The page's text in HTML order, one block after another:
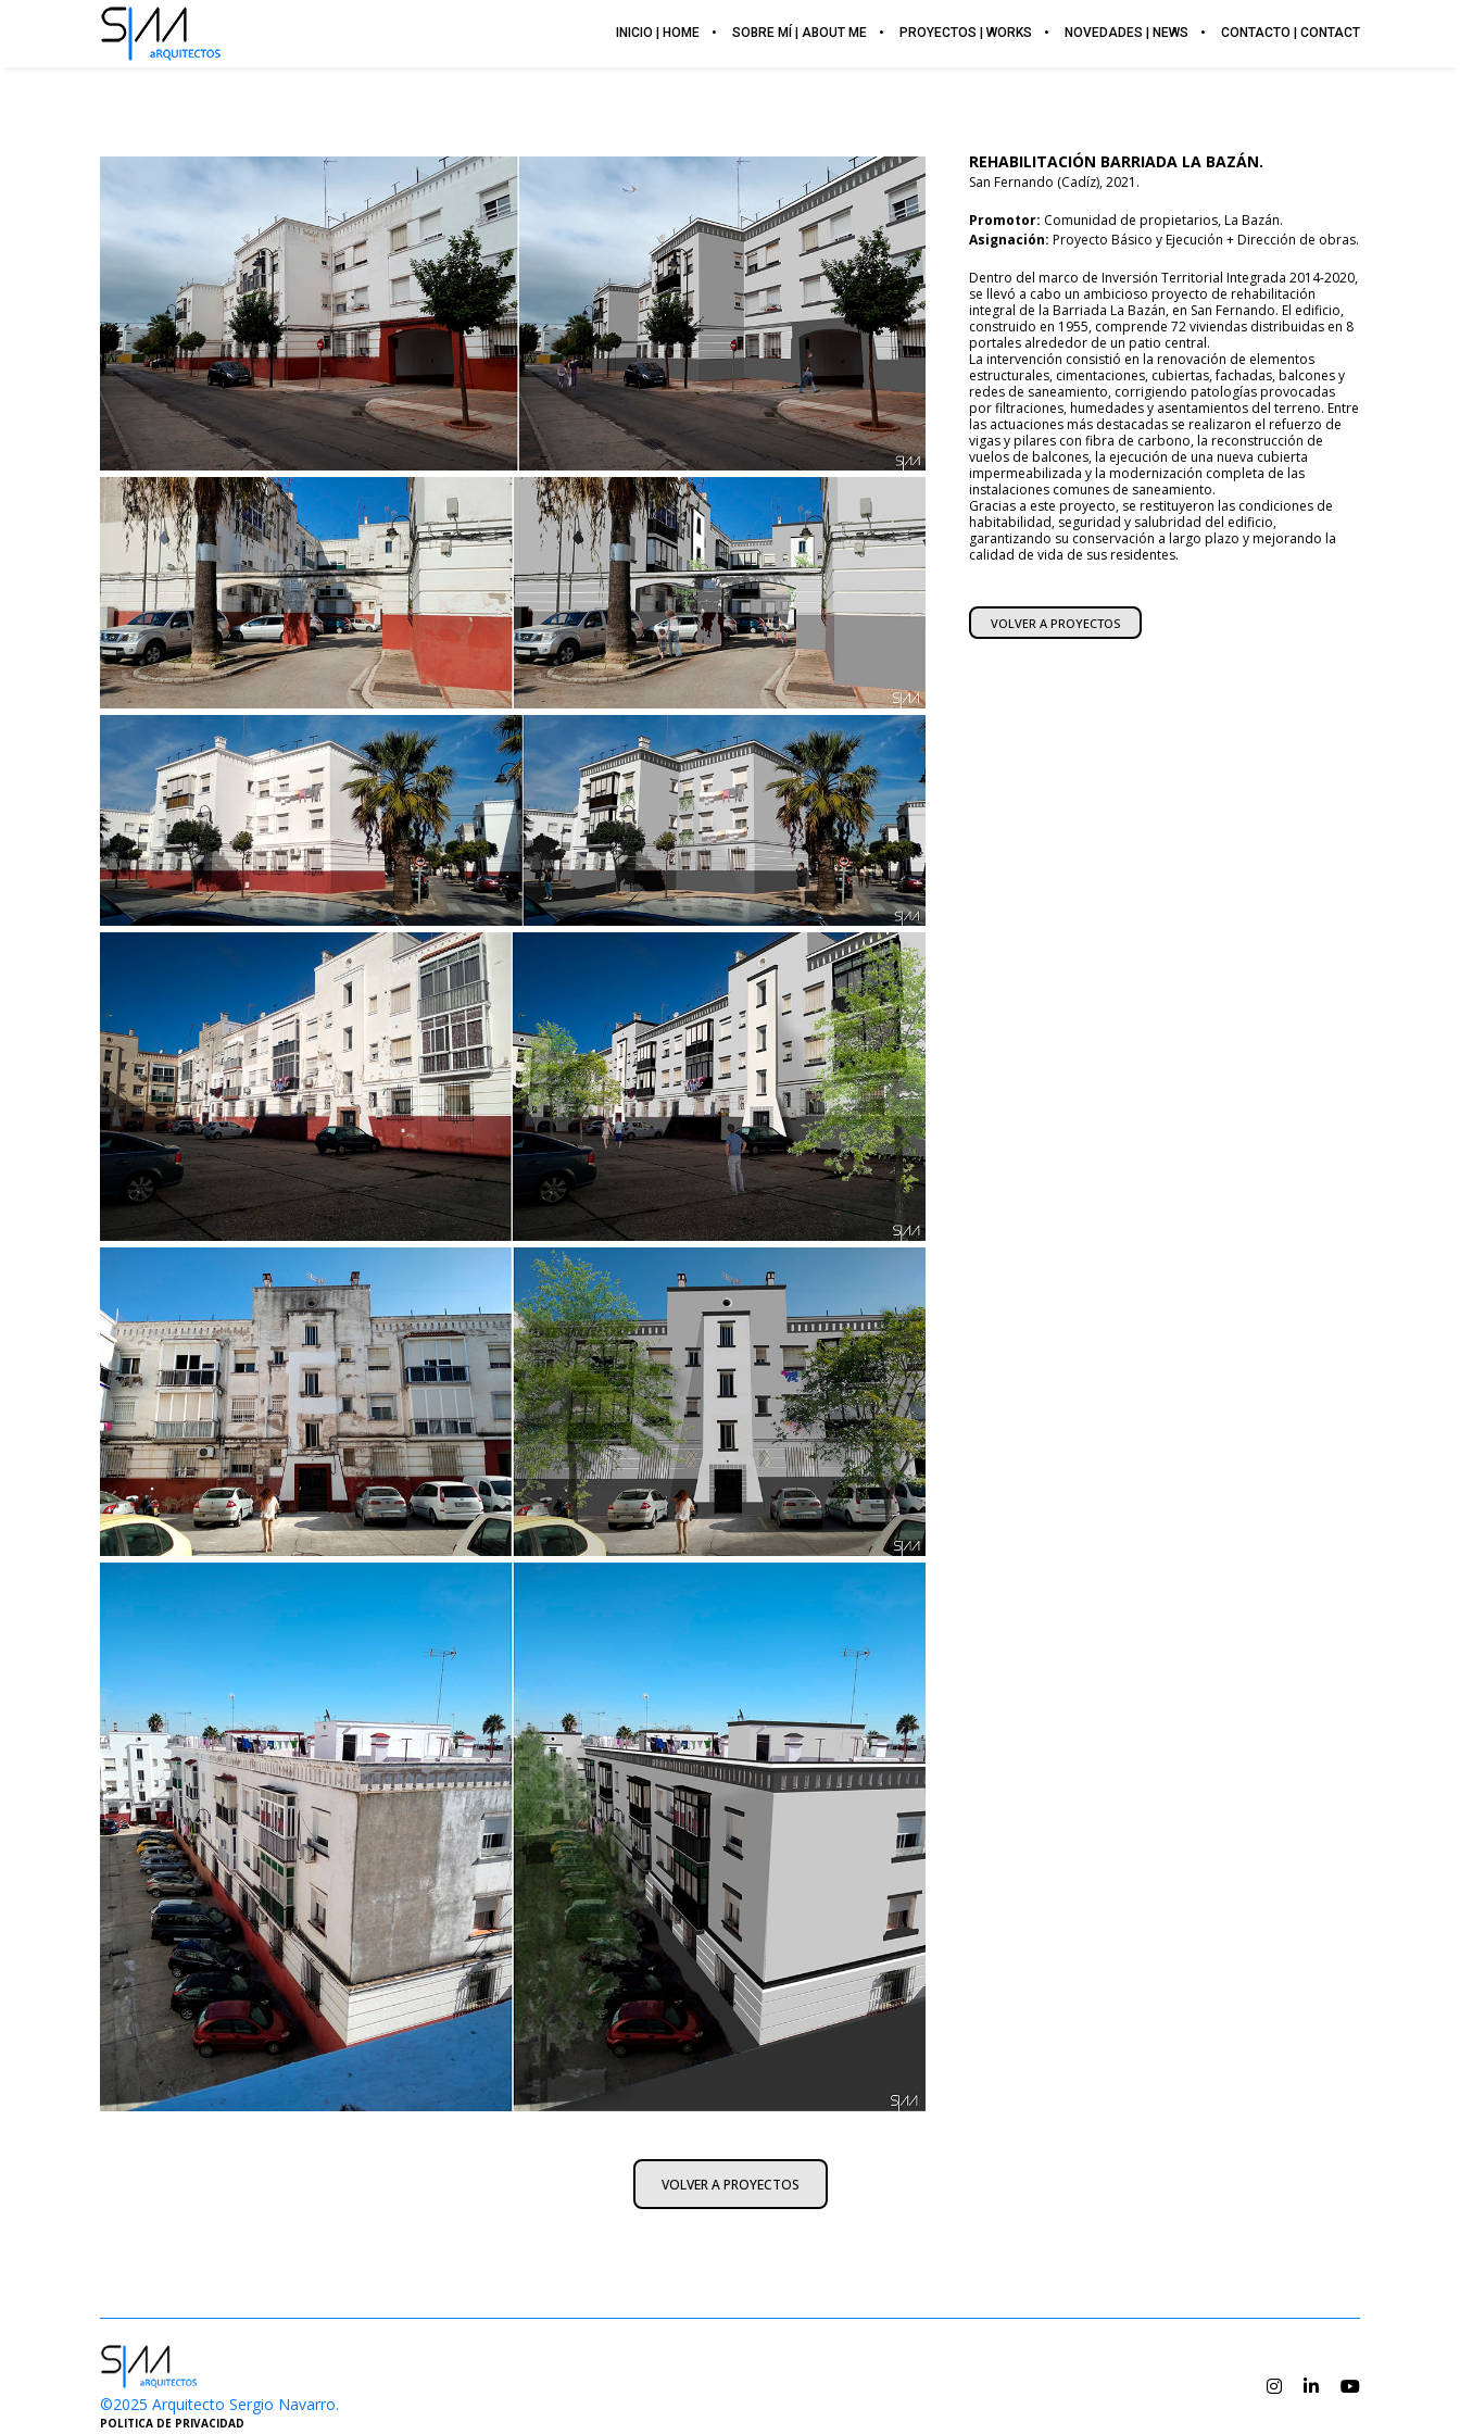
INICIO | HOME SOBRE MÍ | ABOUT ME PROYECTOS | WORKS NOVEDADES | NEWS CONTACTO | CONTACT
REHABILITACIÓN BARRIADA LA BAZÁN.
San Fernando (Cadíz), 2021.
Promotor: Comunidad de propietarios, La Bazán.
Asignación: Proyecto Básico y Ejecución + Dirección de obras.
Dentro del marco de Inversión Territorial Integrada 2014-2020,
se llevó a cabo un ambicioso proyecto de rehabilitación
integral de la Barriada La Bazán, en San Fernando. El edificio,
construido en 1955, comprende 72 viviendas distribuidas en 8
portales alrededor de un patio central.
La intervención consistió en la renovación de elementos
estructurales, cimentaciones, cubiertas, fachadas, balcones y
redes de saneamiento, corrigiendo patologías provocadas
por filtraciones, humedades y asentamientos del terreno. Entre
las actuaciones más destacadas se realizaron el refuerzo de
vigas y pilares con fibra de carbono, la reconstrucción de
vuelos de balcones, la ejecución de una nueva cubierta
impermeabilizada y la modernización completa de las
instalaciones comunes de saneamiento.
Gracias a este proyecto, se restituyeron las condiciones de
habitabilidad, seguridad y salubridad del edificio,
garantizando su conservación a largo plazo y mejorando la
calidad de vida de sus residentes.
VOLVER A PROYECTOS
VOLVER A PROYECTOS
©2025 Arquitecto Sergio Navarro.
POLITICA DE PRIVACIDAD